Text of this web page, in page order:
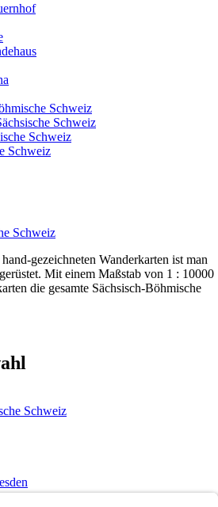
Schweiz
Schweiz
Schweiz
Schweiz
gezeichneten Wanderkarten ist man
Mit einem Maßstab von 1 : 10000
die gesamte Sächsisch-Böhmische
Schweiz